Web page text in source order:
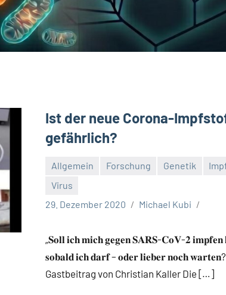
Ist der neue Corona-
gefährlich?
Allgemein Forschung Genetik
Virus
29. Dezember 2020
Michael Kubi
„𝐒𝐨𝐥𝐥 𝐢𝐜𝐡 𝐦𝐢𝐜𝐡 𝐠𝐞𝐠𝐞𝐧 𝐒𝐀𝐑𝐒-𝐂𝐨𝐕-𝟐 𝐢𝐦𝐩𝐟𝐞𝐧
𝐬𝐨𝐛𝐚𝐥𝐝 𝐢𝐜𝐡 𝐝𝐚𝐫𝐟 – 𝐨𝐝𝐞𝐫 𝐥𝐢𝐞𝐛𝐞𝐫 𝐧𝐨𝐜𝐡
Gastbeitrag von Christian Kaller Die […]